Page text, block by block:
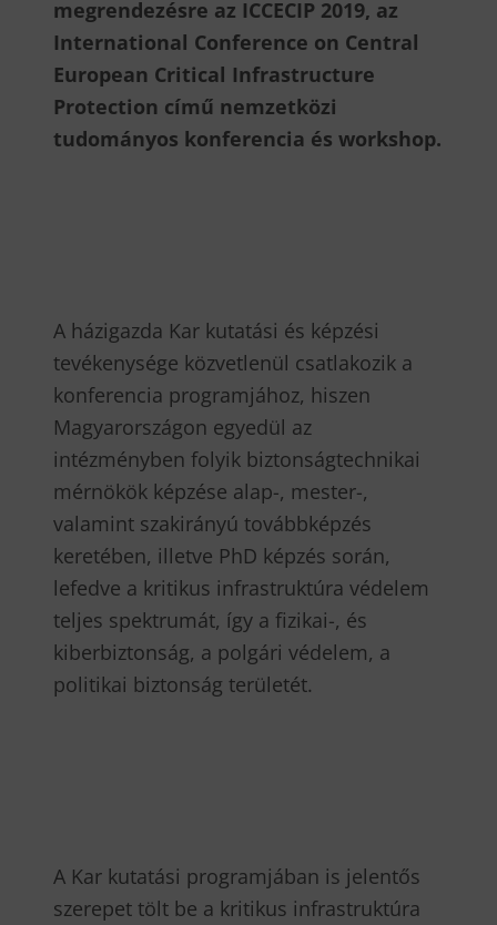
megrendezésre az ICCECIP 2019, az
International Conference on Central
European Critical Infrastructure
Protection című nemzetközi
tudományos konferencia és workshop.
A házigazda Kar kutatási és képzési
tevékenysége közvetlenül csatlakozik a
konferencia programjához, hiszen
Magyarországon egyedül az
intézményben folyik biztonságtechnikai
mérnökök képzése alap-, mester-,
valamint szakirányú továbbképzés
keretében, illetve PhD képzés során,
lefedve a kritikus infrastruktúra védelem
teljes spektrumát, így a fizikai-, és
kiberbiztonság, a polgári védelem, a
politikai biztonság területét.
A Kar kutatási programjában is jelentős
szerepet tölt be a kritikus infrastruktúra